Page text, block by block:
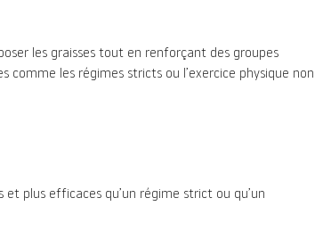
les graisses tout en renforçant des groupes
les régimes stricts ou l’exercice physique non
plus efficaces qu’un régime strict ou qu’un